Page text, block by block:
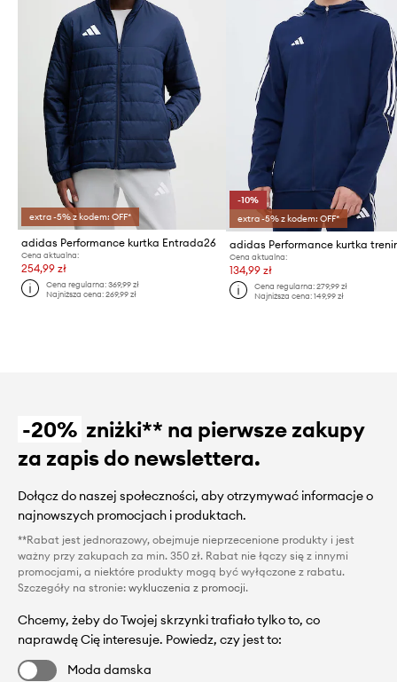
extra -5% z kodem: OFF*
adidas Performance kurtka Entrada26
Cena aktualna:
254,99 zł
Cena regularna:369,99 zł
Najniższa cena:269,99 zł
-10%
extra -5% z kodem: OFF*
Cena aktualna:
134,99 zł
Cena regularna: 279,99 zł
Najniższa cena: 149,99 zł
-20% zniżki** na pierwsze zakupy
za zapis do newslettera.
Dołącz do naszej społeczności, aby otrzymywać informacje o
najnowszych promocjach i produktach.
**Rabat jest jednorazowy, obejmuje nieprzecenione produkty i jest
ważny przy zakupach za min. 350 zł. Rabat nie łączy się z innymi
promocjami, a niektóre produkty mogą być wyłączone z rabatu.
Szczegóły na stronie: wykluczenia z promocji.
Chcemy, żeby do Twojej skrzynki trafiało tylko to, co
naprawdę Cię interesuje. Powiedz, czy jest to:
Moda damska